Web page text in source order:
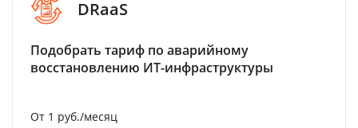
DRaaS
Подобрать тариф по аварийному
восстановлению ИТ-инфраструктуры
От 1 руб./месяц